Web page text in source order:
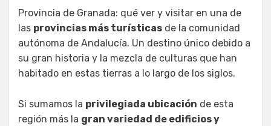
Provincia de Granada: qué ver y visitar en una de
las provincias más turísticas de la comunidad
autónoma de Andalucía. Un destino único debido a
su gran historia y la mezcla de culturas que han
habitado en estas tierras a lo largo de los siglos.
Si sumamos la privilegiada ubicación de esta
región más la gran variedad de edificios y